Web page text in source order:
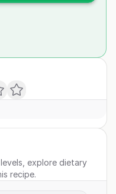
explore dietary
recipe.